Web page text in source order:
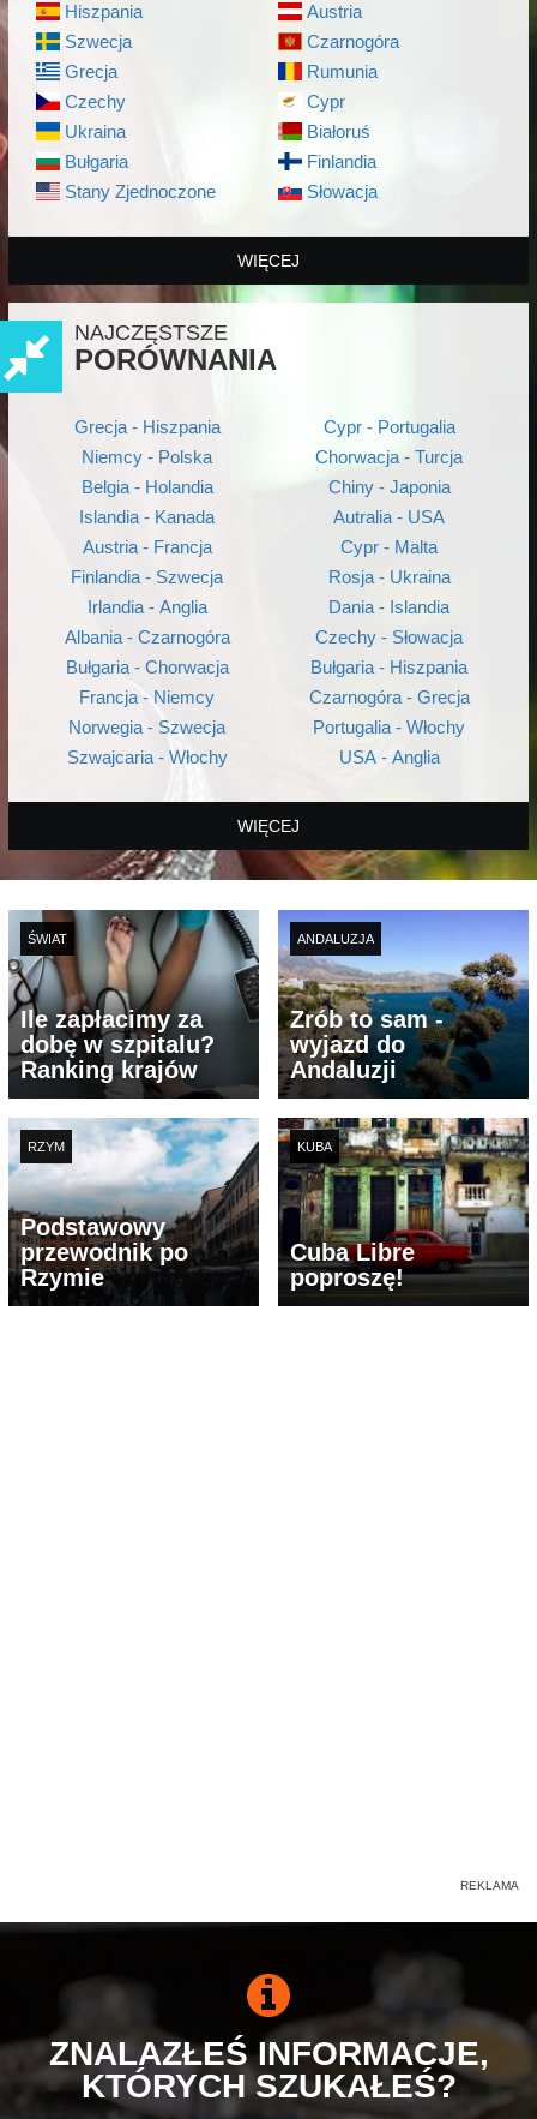
Hiszpania
Szwecja
Grecja
Czechy
Ukraina
Bułgaria
Stany Zjednoczone
Austria
Czarnogóra
Rumunia
Cypr
Białoruś
Finlandia
Słowacja
WIĘCEJ
NAJCZĘSTSZE
PORÓWNANIA
Grecja - Hiszpania
Niemcy - Polska
Belgia - Holandia
Islandia - Kanada
Austria - Francja
Finlandia - Szwecja
Irlandia - Anglia
Albania - Czarnogóra
Bułgaria - Chorwacja
Francja - Niemcy
Norwegia - Szwecja
Szwajcaria - Włochy
Cypr - Portugalia
Chorwacja - Turcja
Chiny - Japonia
Autralia - USA
Cypr - Malta
Rosja - Ukraina
Dania - Islandia
Czechy - Słowacja
Bułgaria - Hiszpania
Czarnogóra - Grecja
Portugalia - Włochy
USA - Anglia
WIĘCEJ
ŚWIAT
Ile zapłacimy za
dobę w szpitalu?
Ranking krajów
ANDALUZJA
Zrób to sam -
wyjazd do
Andaluzji
RZYM
Podstawowy
przewodnik po
Rzymie
KUBA
Cuba Libre
poproszę!
ZNALAZŁEŚ INFORMACJE,
KTÓRYCH SZUKAŁEŚ?